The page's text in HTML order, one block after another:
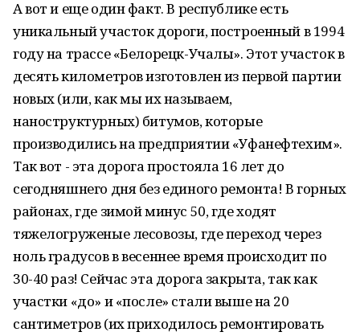
А вот и еще один факт. В республике есть
уникальный участок дороги, построенный в 1994
году на трассе «Белорецк-Учалы». Этот участок в
десять километров изготовлен из первой партии
новых (или, как мы их называем,
наноструктурных) битумов, которые
производились на предприятии «Уфанефтехим».
Так вот - эта дорога простояла 16 лет до
сегодняшнего дня без единого ремонта! В горных
районах, где зимой минус 50, где ходят
тяжелогруженые лесовозы, где переход через
ноль градусов в весеннее время происходит по
30-40 раз! Сейчас эта дорога закрыта, так как
участки «до» и «после» стали выше на 20
сантиметров (их приходилось ремонтировать